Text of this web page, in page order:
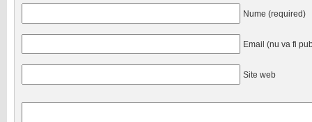
Nume (required)
Email (nu va fi
Site web